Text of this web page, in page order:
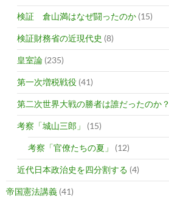
検証 倉山満はなぜ闘ったのか (15)
検証財務省の近現代史 (8)
皇室論 (235)
第一次増税戦役 (41)
第二次世界大戦の勝者は誰だったのか？
考察「城山三郎」 (15)
考察「官僚たちの夏」 (12)
近代日本政治史を四分割する (4)
帝国憲法講義 (41)